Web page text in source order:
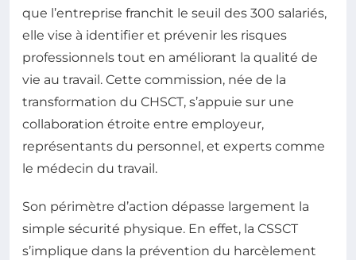
que l’entreprise franchit le seuil des 300 salariés,
elle vise à identifier et prévenir les risques
professionnels tout en améliorant la qualité de
vie au travail. Cette commission, née de la
transformation du CHSCT, s’appuie sur une
collaboration étroite entre employeur,
représentants du personnel, et experts comme
le médecin du travail.
Son périmètre d’action dépasse largement la
simple sécurité physique. En effet, la CSSCT
s’implique dans la prévention du harcèlement